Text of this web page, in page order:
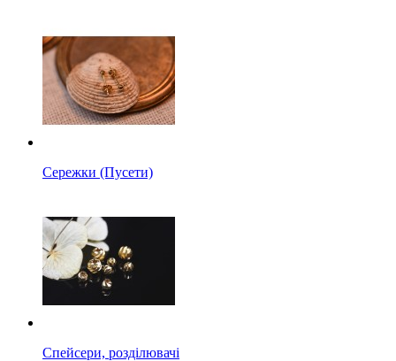
Сережки (Пусети)
Спейсери, розділювачі